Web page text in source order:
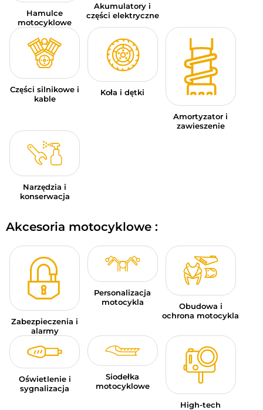
SKONTAKTUJ SIĘ Z NAMI
Hamulce
motocyklowe
Akumulatory i
części elektryczne
Części silnikowe i
kable
Koła i dętki
Amortyzator i
zawieszenie
Narzędzia i
konserwacja
Akcesoria motocyklowe :
Zabezpieczenia i
alarmy
Personalizacja
motocykla
Obudowa i
ochrona motocykla
Oświetlenie i
sygnalizacja
Siodełka
motocyklowe
High-tech